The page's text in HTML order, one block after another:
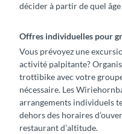
décider à partir de quel
Offres individuelles pour
Vous prévoyez une
activité palpitante?
trottibike avec votre
nécessaire. Les
arrangements individuels
dehors des horaires
restaurant d’altitude.